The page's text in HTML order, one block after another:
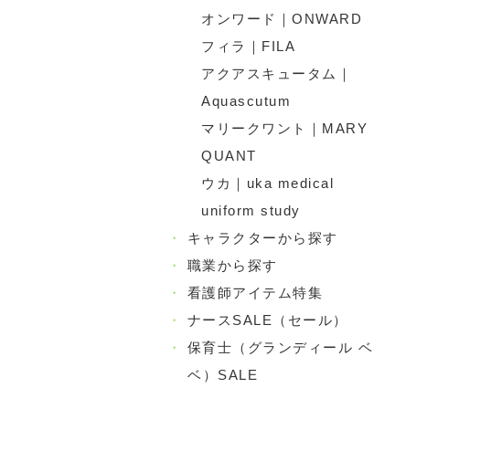
オンワード｜ONWARD
フィラ｜FILA
アクアスキュータム｜
Aquascutum
マリークワント｜MARY
QUANT
ウカ｜uka medical
uniform study
・
キャラクターから探す
・
職業から探す
・
看護師アイテム特集
・
ナースSALE（セール）
・
保育士（グランディール ベ
ベ）SALE